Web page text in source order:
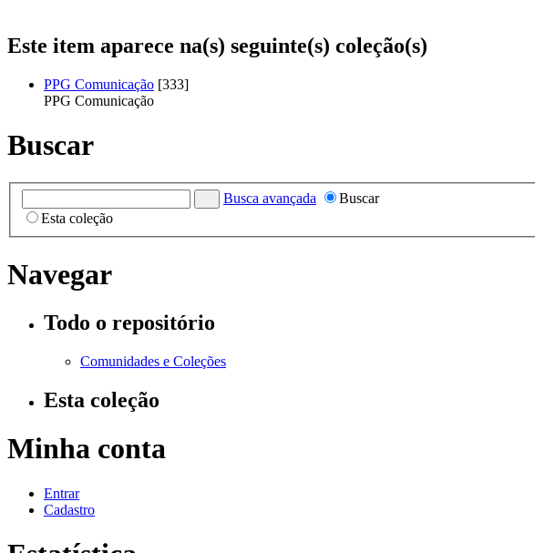
Este item aparece na(s) seguinte(s) coleção(s)
PPG Comunicação [333]
PPG Comunicação
Buscar
Busca avançada
Buscar
Esta coleção
Navegar
Todo o repositório
Comunidades e Coleções
Esta coleção
Minha conta
Entrar
Cadastro